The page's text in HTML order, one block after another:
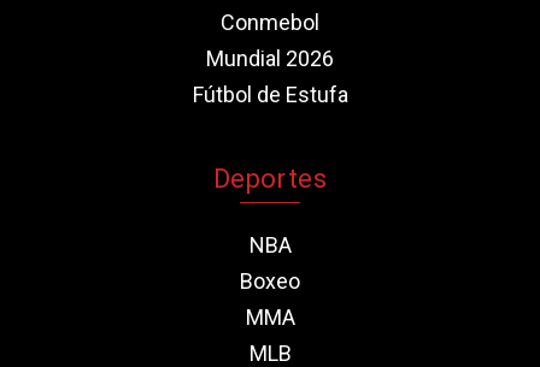
Conmebol
Mundial 2026
Fútbol de Estufa
Deportes
NBA
Boxeo
MMA
MLB